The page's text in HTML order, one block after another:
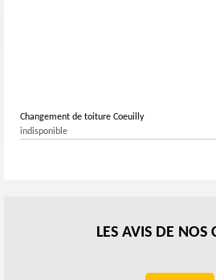
Changement de toiture Coeuilly
indisponible
LES AVIS DE NOS